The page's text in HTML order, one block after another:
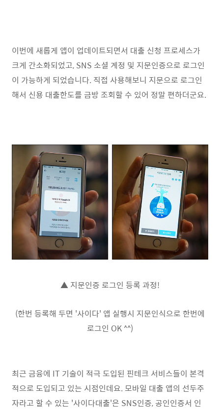
이번에 새롭게 앱이 업데이트되면서 대출 신청 프로세스가
크게 간소화되었고, SNS 소셜 계정 및 지문인증으로 로그인
이 가능하게 되었습니다. 직접 사용해보니 지문으로 로그인
해서 신용 대출한도를 금방 조회할 수 있어 정말 편하더군요.
▲ 지문인증 로그인 등록 과정!
(한번 등록해 두면 '사이다' 앱 실행시 지문인식으로 한번에
로그인 OK ^^)
최근 금융에 IT 기술이 적극 도입된 핀테크 서비스들이 본격
적으로 도입되고 있는 시점인데요. 모바일 대출 앱의 선두주
자라고 할 수 있는 '사이다대출'은 SNS인증, 공인인증서 인